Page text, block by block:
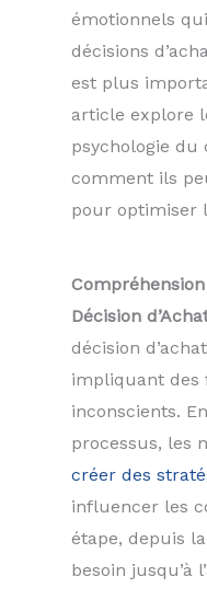
émotionnels
décisions
est plus
article explore
psychologie
comment ils
pour optimiser
Décision
décision
impliquant des
inconscients.
processus, les
créer des
influencer les
étape, depuis
besoin jusqu’à